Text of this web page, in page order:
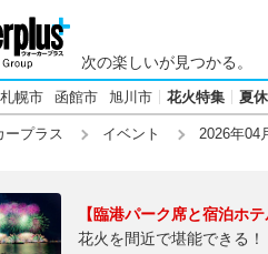
次の楽しいが見つかる。
札幌市 函館市 旭川市 花火特集 夏
ープラス イベント 2026年04
【臨港パーク席と宿泊ホ
花火を間近で堪能できる